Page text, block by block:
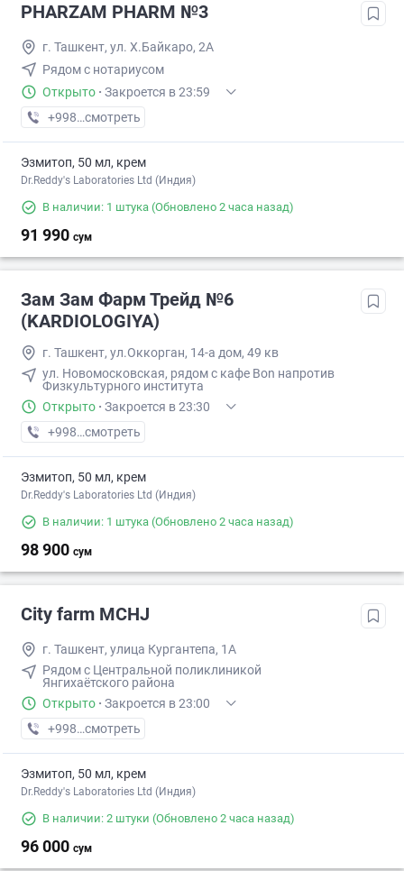
PHARZAM PHARM №3
г. Ташкент, ул. Х.Байкаро, 2А
Рядом с нотариусом
Открыто · Закроется в 23:59
+998 (78) XXX-XX-XX
смотреть
Эзмитоп, 50 мл, крем
Dr.Reddy's Laboratories Ltd (Индия)
В наличии: 1 штука (Обновлено 2 часа назад)
91 990 сум
Зам Зам Фарм Трейд №6
(KARDIOLOGIYA)
г. Ташкент, ул.Оккорган, 14-а дом, 49 кв
ул. Новомосковская, рядом с кафе Bon напротив
Физкультурного института
Открыто · Закроется в 23:30
+998 (88) XXX-XX-XX
смотреть
Эзмитоп, 50 мл, крем
Dr.Reddy's Laboratories Ltd (Индия)
В наличии: 1 штука (Обновлено 2 часа назад)
98 900 сум
City farm MCHJ
г. Ташкент, улица Кургантепа, 1A
Рядом с Центральной поликлиникой
Янгихаётского района
Открыто · Закроется в 23:00
+998 (99) XXX-XX-XX
смотреть
Эзмитоп, 50 мл, крем
Dr.Reddy's Laboratories Ltd (Индия)
В наличии: 2 штуки (Обновлено 2 часа назад)
96 000 сум